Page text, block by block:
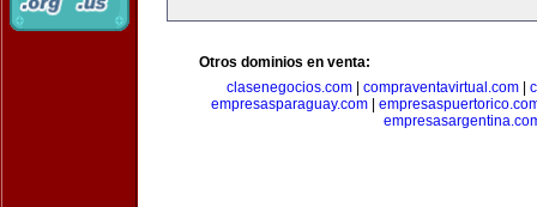
Otros dominios en venta:
clasenegocios.com| compraventavirtual.com|
empresasparaguay.com|